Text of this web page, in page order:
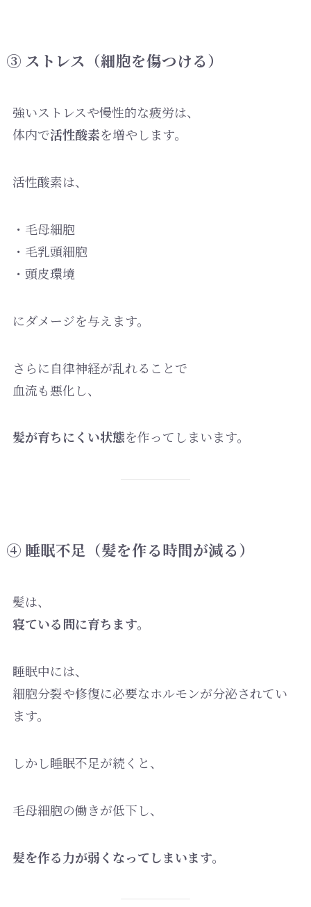
③ ストレス（細胞を傷つける）
強いストレスや慢性的な疲労は、
体内で活性酸素を増やします。
活性酸素は、
・毛母細胞
・毛乳頭細胞
・頭皮環境
にダメージを与えます。
さらに自律神経が乱れることで
血流も悪化し、
髪が育ちにくい状態を作ってしまいます。
④ 睡眠不足（髪を作る時間が減る）
髪は、
寝ている間に育ちます。
睡眠中には、
細胞分裂や修復に必要なホルモンが分泌されてい
ます。
しかし睡眠不足が続くと、
毛母細胞の働きが低下し、
髪を作る力が弱くなってしまいます。